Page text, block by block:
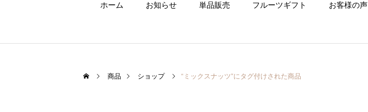
ホーム お知らせ 単品販売 フルーツギフト お客様の声
商品 ショップ “ミックスナッツ”にタグ付けされた商品